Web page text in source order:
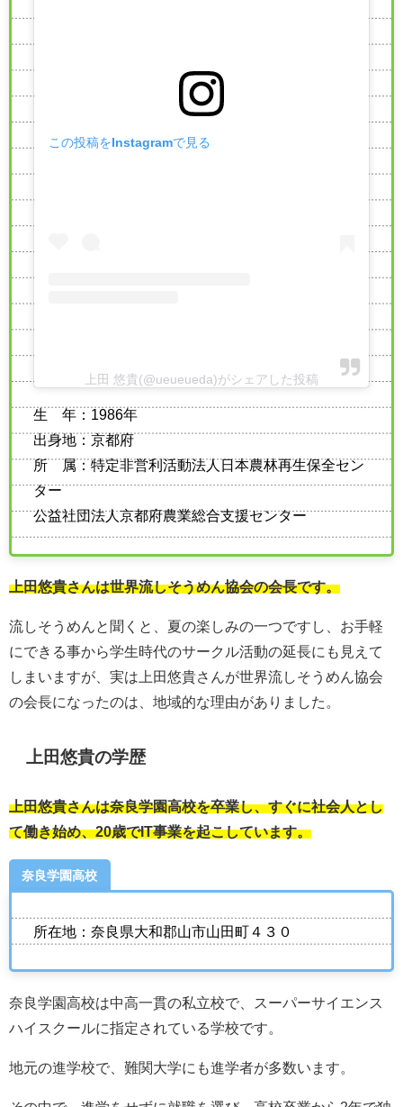
この投稿をInstagramで見る
上田 悠貴(@ueueueda)がシェアした投稿
生 年：1986年
出身地：京都府
所 属：特定非営利活動法人日本農林再生保全セン
ター
公益社団法人京都府農業総合支援センター
上田悠貴さんは世界流しそうめん協会の会長です。
流しそうめんと聞くと、夏の楽しみの一つですし、お手軽
にできる事から学生時代のサークル活動の延長にも見えて
しまいますが、実は上田悠貴さんが世界流しそうめん協会
の会長になったのは、地域的な理由がありました。
上田悠貴の学歴
上田悠貴さんは奈良学園高校を卒業し、すぐに社会人とし
て働き始め、20歳でIT事業を起こしています。
奈良学園高校
所在地：奈良県大和郡山市山田町４３０
奈良学園高校は中高一貫の私立校で、スーパーサイエンス
ハイスクールに指定されている学校です。
地元の進学校で、難関大学にも進学者が多数います。